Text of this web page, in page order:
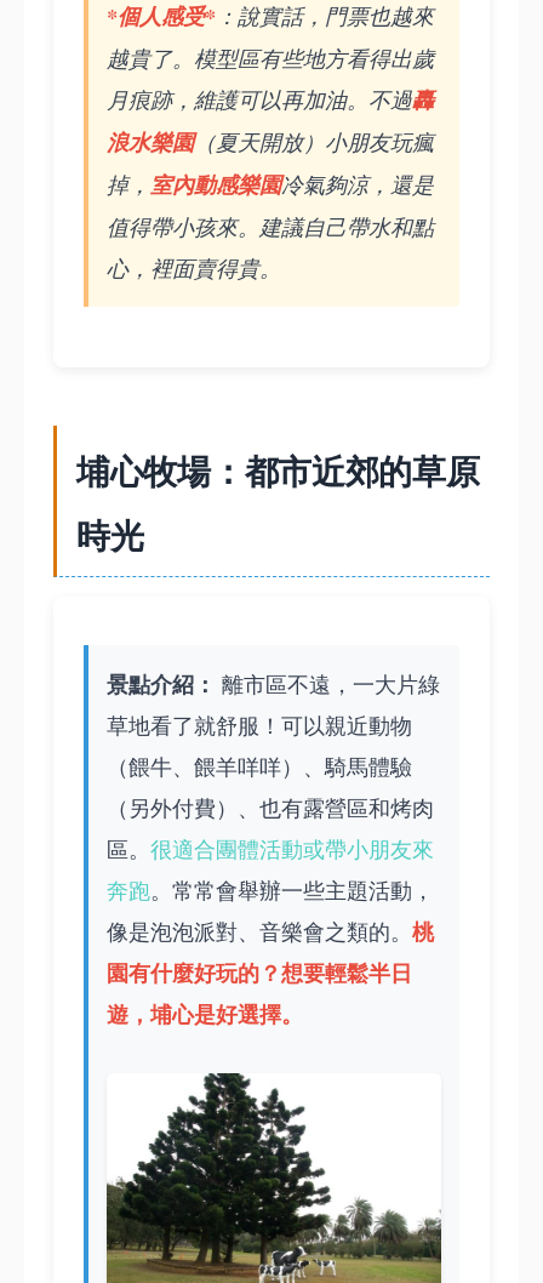
*個人感受* ：說實話，門票也越來
越貴了。模型區有些地方看得出歲
月痕跡，維護可以再加油。不過轟
浪水樂園（夏天開放）小朋友玩瘋
掉， 室內動感樂園冷氣夠涼，還是
值得帶小孩來。建議自己帶水和點
心，裡面賣得貴。
埔心牧場：都市近郊的草原
時光
景點介紹： 離市區不遠，一大片綠
草地看了就舒服！可以親近動物
（餵牛、餵羊咩咩）、騎馬體驗
（另外付費）、也有露營區和烤肉
區。 很適合團體活動或帶小朋友來
奔跑。常常會舉辦一些主題活動，
像是泡泡派對、音樂會之類的。 桃
園有什麼好玩的？想要輕鬆半日
遊，埔心是好選擇。